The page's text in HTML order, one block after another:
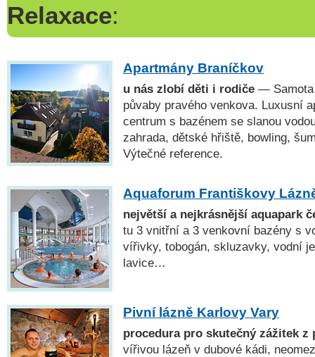
Relaxace:
Apartmány Braníčkov
u nás zlobí děti i rodiče — Samota
půvaby pravého venkova. Luxusní
centrum s bazénem se slanou
zahrada, dětské hřiště, bowling,
Výtečné reference.
Aquaforum Františkovy
největší a nejkrásnější aquapark
tu 3 vnitřní a 3 venkovní bazény s
vířivky, tobogán, skluzavky, vodní
lavice…
Pivní lázně Karlovy Vary
procedura pro skutečný zážitek z
vířivou lázeň v dubové kádi,